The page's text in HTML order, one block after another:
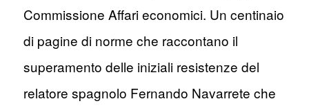
Commissione Affari economici. Un centinaio
di pagine di norme che raccontano il
superamento delle iniziali resistenze del
relatore spagnolo Fernando Navarrete che